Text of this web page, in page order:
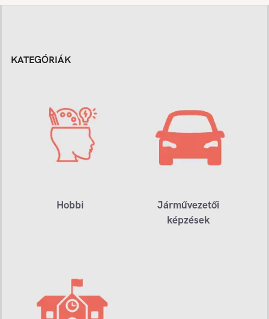
KATEGÓRIÁK
Hobbi
Járművezetői
képzések